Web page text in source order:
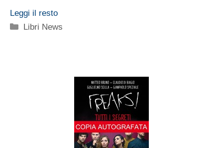
Leggi il resto
Categorie
Libri News